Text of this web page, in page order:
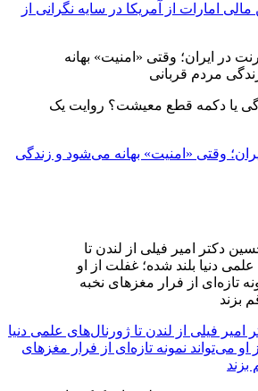
امارات از آمریکا در سایه نگرانی از
یا دکمه قطع معیشت؟ روایت یک
وقتی «امنیت» بهانه می‌شود و زندگی
فیلی از لندن تا ژورنال‌های علمی دنیا
او می‌تواند نمونه تازه‌ای از فرار مغزهای
بزند